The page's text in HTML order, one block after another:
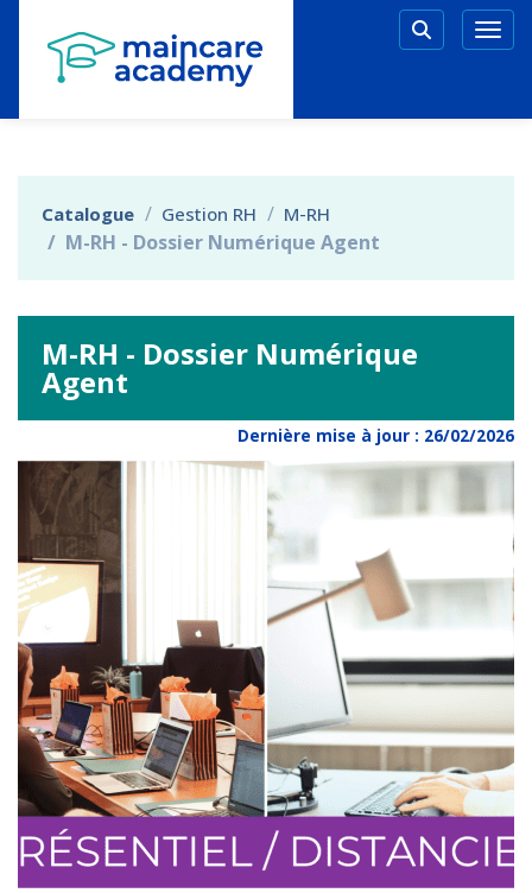
Aller au menu principal
Aller au contenu principal
Personnaliser l'interface
Catalogue Gestion RH M-RH
M-RH - Dossier Numérique Agent
M-RH - Dossier Numérique
Agent
Dernière mise à jour : 26/02/2026